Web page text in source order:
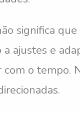
significa
ajustes e
o tempo.